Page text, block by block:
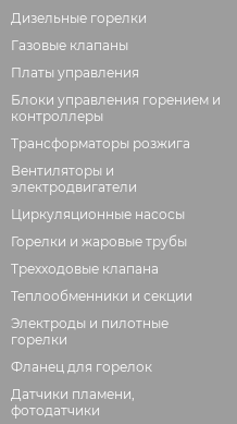
Дизельные горелки
Газовые клапаны
Платы управления
Блоки управления горением и
контроллеры
Трансформаторы розжига
Вентиляторы и
электродвигатели
Циркуляционные насосы
Горелки и жаровые трубы
Трехходовые клапана
Теплообменники и секции
Электроды и пилотные
горелки
Фланец для горелок
Датчики пламени,
фотодатчики